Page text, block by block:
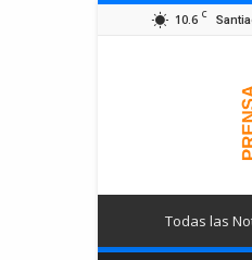
10.6 C
Todas las